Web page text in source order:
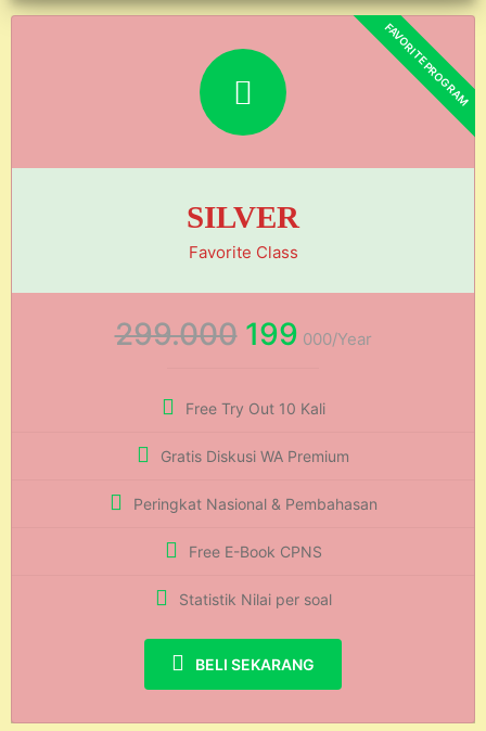
SILVER
Favorite Class
299.000 199 000/Year
Free Try Out 10 Kali
Gratis Diskusi WA Premium
Peringkat Nasional & Pembahasan
Free E-Book CPNS
Statistik Nilai per soal
BELI SEKARANG